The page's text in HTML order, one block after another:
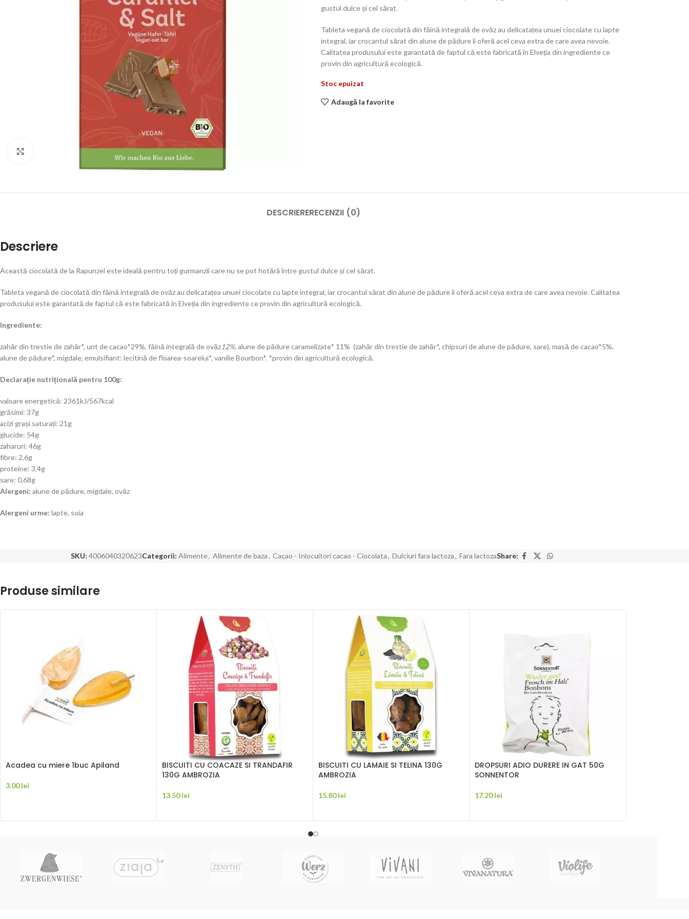
Faceți click pentru a mări
gustul dulce și cel sărat.
Tableta vegană de ciocolată din făină integrală de ovăz au delicatațea unuei ciocolate cu lapte
integral, iar crocantul sărat din alune de pădure îi oferă acel ceva extra de care avea nevoie.
Calitatea produsului este garantată de faptul că este fabricată în Elveția din ingrediente ce
provin din agricultură ecologică.
Stoc epuizat
Adaugă la favorite
DESCRIERERECENZII (0)
Descriere
Această ciocolată de la Rapunzel este ideală pentru toți gurmanzii care nu se pot hotărâ între gustul dulce și cel sărat.
Tableta vegană de ciocolată din făină integrală de ovăz au delicatațea unuei ciocolate cu lapte integral, iar crocantul sărat din alune de pădure îi oferă acel ceva extra de care avea nevoie. Calitatea
produsului este garantată de faptul că este fabricată în Elveția din ingrediente ce provin din agricultură ecologică.
Ingrediente:
zahăr din trestie de zahăr*, unt de cacao*29%, făină integrală de ovăz12%,alune de pădure caramelizate* 11% (zahăr din trestie de zahăr*, chipsuri de alune de pădure, sare), masă de cacao*5%,
alune de pădure*, migdale, emulsifiant: lecitină de floarea-soarelui*, vanilie Bourbon*. *provin din agricultură ecologică.
Declarație nutrițională pentru 100g:
valoare energetică: 2361kJ/567kcal
grăsimi: 37g
acizi grași saturați: 21g
glucide: 54g
zaharuri: 46g
fibre: 2,6g
proteine: 3,4g
sare: 0,68g
Alergeni: alune de pădure, migdale, ovăz
Alergeni urme: lapte, soia
SKU: 4006040320623Categorii: Alimente, Alimente de baza, Cacao - Inlocuitori cacao - Ciocolata, Dulciuri fara lactoza, Fara lactozaShare:
Produse similare
Acadea cu miere 1buc Apiland
3.00lei
BISCUITI CU COACAZE SI TRANDAFIR
130G AMBROZIA
13.50lei
BISCUITI CU LAMAIE SI TELINA 130G
AMBROZIA
15.80lei
DROPSURI ADIO DURERE IN GAT 50G
SONNENTOR
17.20lei